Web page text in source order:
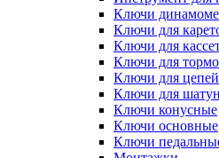
Ключи
Ключи для
Ключи для
Ключи для
Ключи для цепей
Ключи для
Ключи конусные
Ключи основные
Ключи